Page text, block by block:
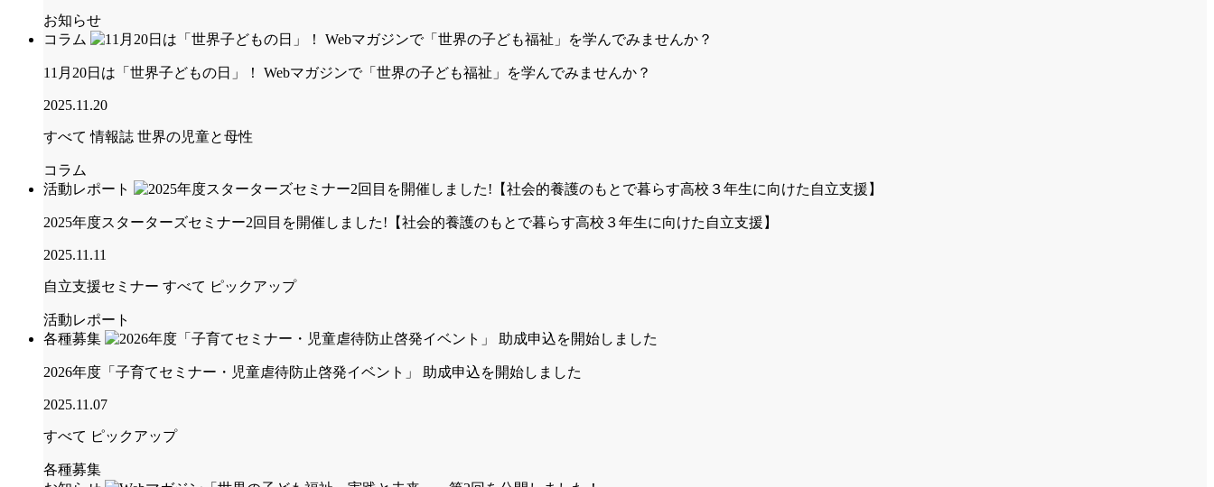
お知らせ
コラム
11月20日は「世界子どもの日」！ Webマガジンで「世界の子ども福祉」を学んでみませんか？
2025.11.20
すべて 情報誌 世界の児童と母性
コラム
活動レポート
2025年度スターターズセミナー2回目を開催しました!【社会的養護のもとで暮らす高校３年生に向けた自立支援】
2025.11.11
自立支援セミナー すべて ピックアップ
活動レポート
各種募集
2026年度「子育てセミナー・児童虐待防止啓発イベント」 助成申込を開始しました
2025.11.07
すべて ピックアップ
各種募集